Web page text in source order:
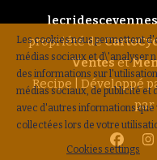
propriété de
Venteset
Recipe | Développé
par
Les cookies nous permettent
médias sociaux et d\'analyser
des informations sur
médias sociaux, de publicité
avec d'autres informations
collectées lors de votre
Cookies settings